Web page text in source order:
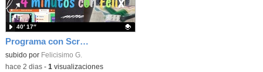
Programa con Scratch, 8 diferentes juegos para vivir la emoción de los partidos de España en el mundial 2026
Contenido educativo.
subido por Felicisimo G.
40′ 17″
-hace 2 dias- 1 visualizaciones